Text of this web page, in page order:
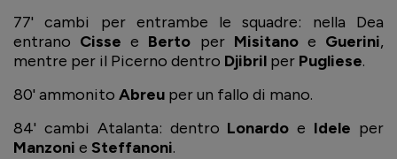
77' cambi per entrambe le squadre: nella Dea
entrano Cisse e Berto per Misitanoe Guerini,
mentre per il Picerno dentro Djibril per Pugliese.
80' ammonito Abreu per un fallo di mano.
84' cambi Atalanta: dentro Lonardo e Idele per
Manzoni e Steffanoni.